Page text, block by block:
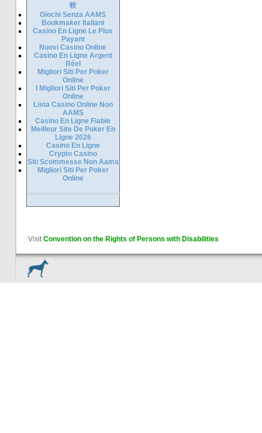
較
Giochi Senza AAMS
Bookmaker Italiani
Casino En Ligne Le Plus
Payant
Nuovi Casino Online
Casino En Ligne Argent
Réel
Migliori Siti Per Poker
Online
I Migliori Siti Per Poker
Online
Lista Casino Online Non
AAMS
Casino En Ligne Fiable
Meilleur Site De Poker En
Ligne 2026
Casino En Ligne
Crypto Casino
Siti Scommesse Non Aams
Migliori Siti Per Poker
Online
VisitConvention on the Rights of Persons with Disabilities